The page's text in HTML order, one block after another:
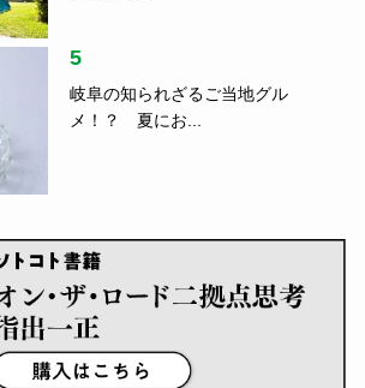
5
岐阜の知られざるご当地グル
メ！？ 夏にお...